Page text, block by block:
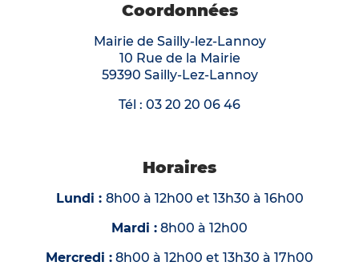
Coordonnées
Mairie de Sailly-lez-Lannoy
10 Rue de la Mairie
59390 Sailly-Lez-Lannoy
Tél : 03 20 20 06 46
Horaires
Lundi : 8h00 à 12h00 et 13h30 à 16h00
Mardi : 8h00 à 12h00
Mercredi : 8h00 à 12h00 et 13h30 à 17h00